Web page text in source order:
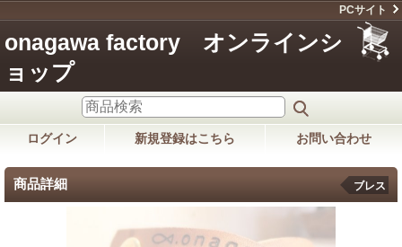
PCサイト
onagawa factory オンラインシ
ョップ
ログイン 新規登録はこちら お問い合わせ
商品詳細 ブレス